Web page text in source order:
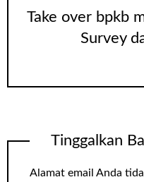
Take over bpkb
Survey
Tinggalkan
Alamat email Anda